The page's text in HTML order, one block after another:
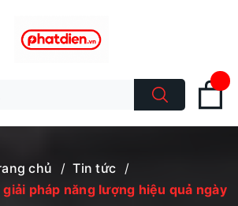
chủ / Tin tức /
pháp năng lượng hiệu quả ngày